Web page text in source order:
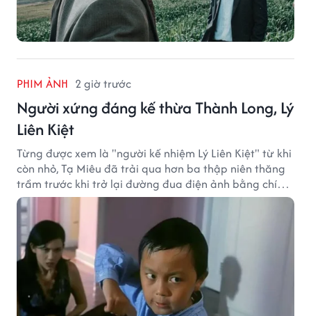
PHIM ẢNH 2 giờ trước
Người xứng đáng kế thừa Thành Long, Lý
Liên Kiệt
Từng được xem là "người kế nhiệm Lý Liên Kiệt" từ khi
còn nhỏ, Tạ Miêu đã trải qua hơn ba thập niên thăng
trầm trước khi trở lại đường đua điện ảnh bằng chính
sở trường võ thuật.